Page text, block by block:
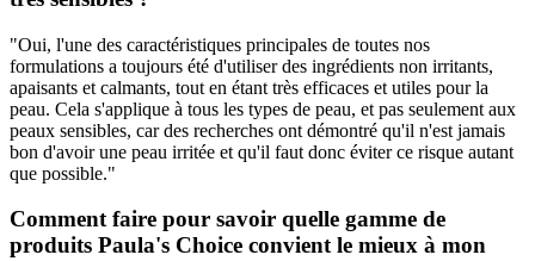
"Oui, l'une des caractéristiques principales de toutes nos
formulations a toujours été d'utiliser des ingrédients non irritants,
apaisants et calmants, tout en étant très efficaces et utiles pour la
peau. Cela s'applique à tous les types de peau, et pas seulement aux
peaux sensibles, car des recherches ont démontré qu'il n'est jamais
bon d'avoir une peau irritée et qu'il faut donc éviter ce risque autant
que possible."
Comment faire pour savoir quelle gamme de
produits Paula's Choice convient le mieux à mon